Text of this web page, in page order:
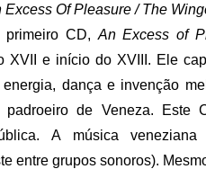
Excess Of Pleasure / The
primeiro CD, An Excess of
e início do XVIII. Ele
dança e invenção
de Veneza. Este
A música
entre grupos sonoros).